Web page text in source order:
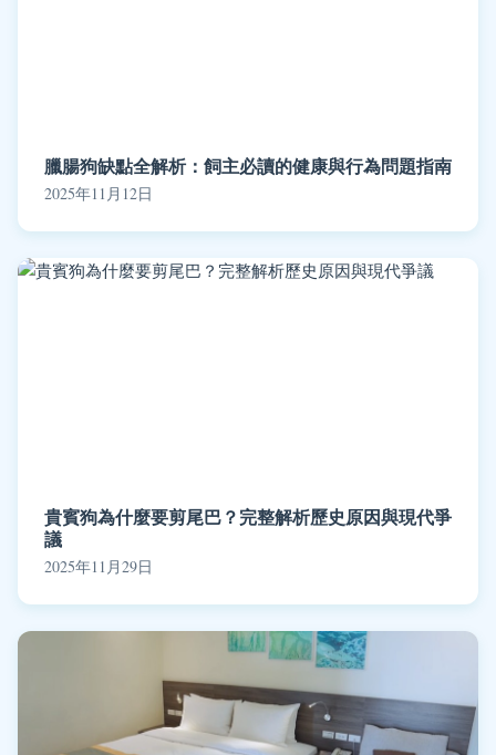
臘腸狗缺點全解析：飼主必讀的健康與行為問題指南
2025年11月12日
貴賓狗為什麼要剪尾巴？完整解析歷史原因與現代爭
議
2025年11月29日